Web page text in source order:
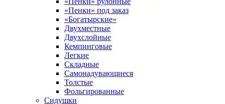
«Пенки» под заказ
«Богатырские»
Двухместные
Двухслойные
Кемпинговые
Легкие
Складные
Самонадувающиеся
Толстые
Фольгированные
Сидушки